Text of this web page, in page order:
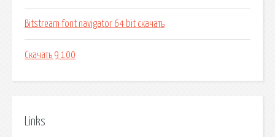
Bitstream font navigator 64 bit скачать
Скачать 9 100
Links